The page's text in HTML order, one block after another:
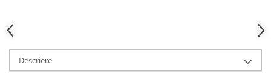
Descriere